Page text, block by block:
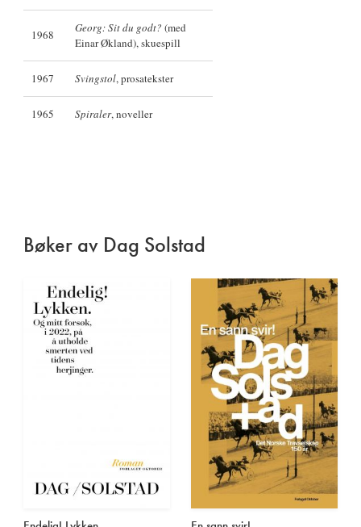
1968 Georg: Sit du godt? (med
Einar Økland), skuespill
1967 Svingstol, prosatekster
1965 Spiraler, noveller
Bøker av Dag Solstad